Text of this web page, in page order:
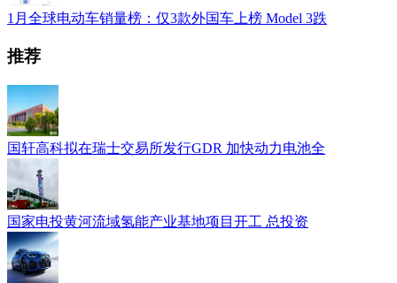
1月全球电动车销量榜：仅3款外国车上榜 Model 3跌
推荐
国轩高科拟在瑞士交易所发行GDR 加快动力电池全
国家电投黄河流域氢能产业基地项目开工 总投资